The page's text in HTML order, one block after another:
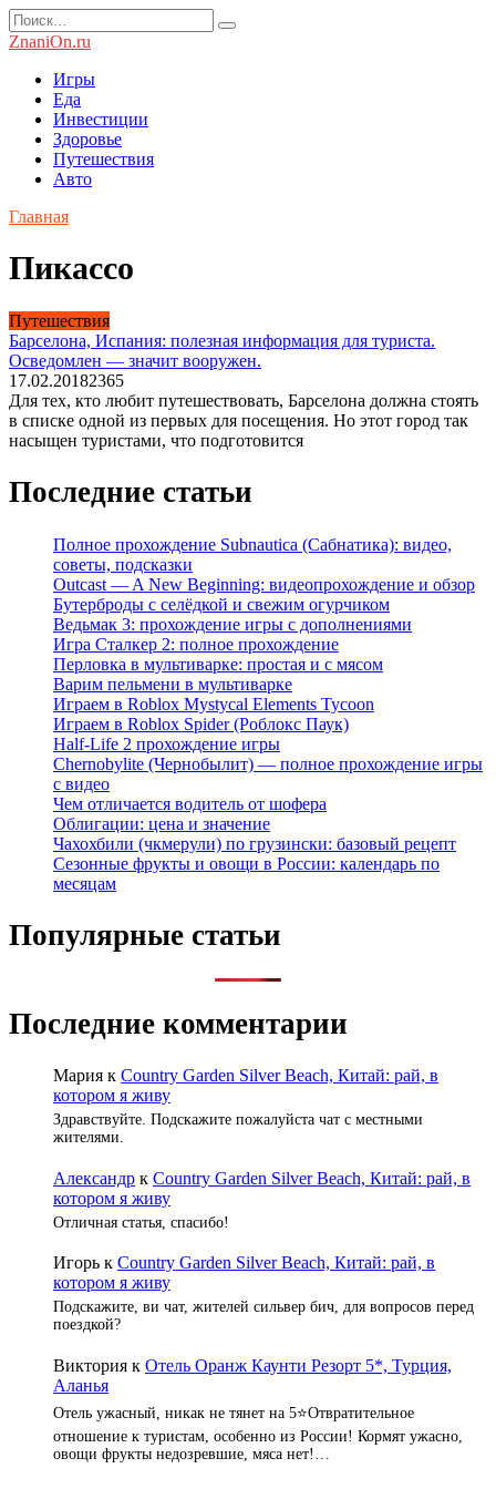
Перейти
к
Search
for:
ZnaniOn.ru
Игры
Еда
Инвестиции
Здоровье
Путешествия
Авто
Главная
Пикассо
Путешествия
Барселона, Испания: полезная информация для туриста.
Осведомлен — значит вооружен.
17.02.20182365
Для тех, кто любит путешествовать, Барселона должна стоять
в списке одной из первых для посещения. Но этот город так
насыщен туристами, что подготовится
Последние статьи
Полное прохождение Subnautica (Сабнатика): видео,
советы, подсказки
Outcast — A New Beginning: видеопрохождение и обзор
Бутерброды с селёдкой и свежим огурчиком
Ведьмак 3: прохождение игры с дополнениями
Игра Сталкер 2: полное прохождение
Перловка в мультиварке: простая и с мясом
Варим пельмени в мультиварке
Играем в Roblox Mystycal Elements Tycoon
Играем в Roblox Spider (Роблокс Паук)
Half-Life 2 прохождение игры
Chernobylite (Чернобылит) — полное прохождение игры
с видео
Чем отличается водитель от шофера
Облигации: цена и значение
Чахохбили (чкмерули) по грузински: базовый рецепт
Cезонные фрукты и овощи в России: календарь по
месяцам
Популярные статьи
Последние комментарии
Мария к Country Garden Silver Beach, Китай: рай, в
котором я живу
Здравствуйте. Подскажите пожалуйста чат с местными
жителями.
Александр к Country Garden Silver Beach, Китай: рай, в
котором я живу
Отличная статья, спасибо!
Игорь к Country Garden Silver Beach, Китай: рай, в
котором я живу
Подскажите, ви чат, жителей сильвер бич, для вопросов перед
поездкой?
Виктория к Отель Оранж Каунти Резорт 5*, Турция,
Аланья
Отель ужасный, никак не тянет на 5⭐️Отвратительное
отношение к туристам, особенно из России! Кормят ужасно,
овощи фрукты недозревшие, мяса нет!…